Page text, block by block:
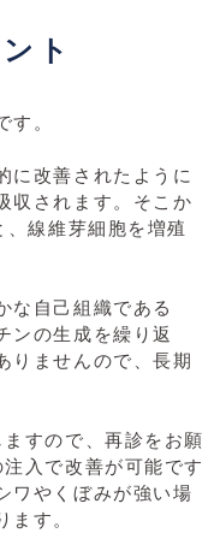
ト
す。
に改善されたように
収されます。そこか
線維芽細胞を増殖
な自己組織である
ンの生成を繰り返
りませんので、長期
すので、再診をお願
入で改善が可能です
ワやくぼみが強い場
ます。